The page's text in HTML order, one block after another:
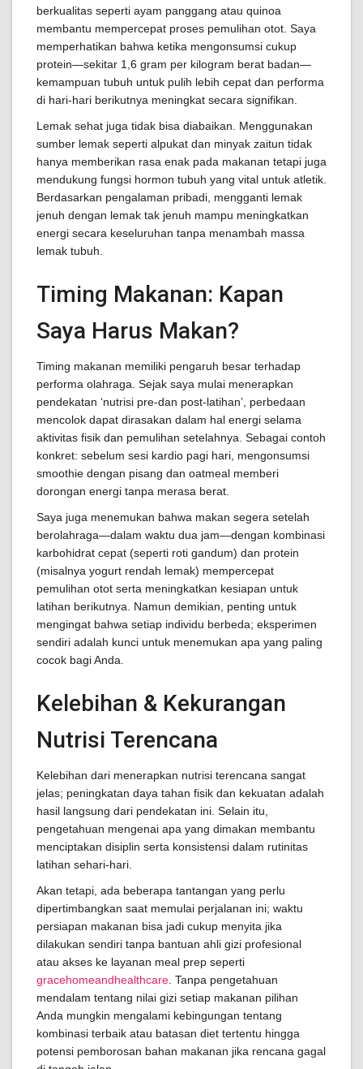
berkualitas seperti ayam panggang atau quinoa
membantu mempercepat proses pemulihan otot. Saya
memperhatikan bahwa ketika mengonsumsi cukup
protein—sekitar 1,6 gram per kilogram berat badan—
kemampuan tubuh untuk pulih lebih cepat dan performa
di hari-hari berikutnya meningkat secara signifikan.
Lemak sehat juga tidak bisa diabaikan. Menggunakan
sumber lemak seperti alpukat dan minyak zaitun tidak
hanya memberikan rasa enak pada makanan tetapi juga
mendukung fungsi hormon tubuh yang vital untuk atletik.
Berdasarkan pengalaman pribadi, mengganti lemak
jenuh dengan lemak tak jenuh mampu meningkatkan
energi secara keseluruhan tanpa menambah massa
lemak tubuh.
Timing Makanan: Kapan
Saya Harus Makan?
Timing makanan memiliki pengaruh besar terhadap
performa olahraga. Sejak saya mulai menerapkan
pendekatan ‘nutrisi pre-dan post-latihan’, perbedaan
mencolok dapat dirasakan dalam hal energi selama
aktivitas fisik dan pemulihan setelahnya. Sebagai contoh
konkret: sebelum sesi kardio pagi hari, mengonsumsi
smoothie dengan pisang dan oatmeal memberi
dorongan energi tanpa merasa berat.
Saya juga menemukan bahwa makan segera setelah
berolahraga—dalam waktu dua jam—dengan kombinasi
karbohidrat cepat (seperti roti gandum) dan protein
(misalnya yogurt rendah lemak) mempercepat
pemulihan otot serta meningkatkan kesiapan untuk
latihan berikutnya. Namun demikian, penting untuk
mengingat bahwa setiap individu berbeda; eksperimen
sendiri adalah kunci untuk menemukan apa yang paling
cocok bagi Anda.
Kelebihan & Kekurangan
Nutrisi Terencana
Kelebihan dari menerapkan nutrisi terencana sangat
jelas; peningkatan daya tahan fisik dan kekuatan adalah
hasil langsung dari pendekatan ini. Selain itu,
pengetahuan mengenai apa yang dimakan membantu
menciptakan disiplin serta konsistensi dalam rutinitas
latihan sehari-hari.
Akan tetapi, ada beberapa tantangan yang perlu
dipertimbangkan saat memulai perjalanan ini; waktu
persiapan makanan bisa jadi cukup menyita jika
dilakukan sendiri tanpa bantuan ahli gizi profesional
atau akses ke layanan meal prep seperti
gracehomeandhealthcare . Tanpa pengetahuan
mendalam tentang nilai gizi setiap makanan pilihan
Anda mungkin mengalami kebingungan tentang
kombinasi terbaik atau batasan diet tertentu hingga
potensi pemborosan bahan makanan jika rencana gagal